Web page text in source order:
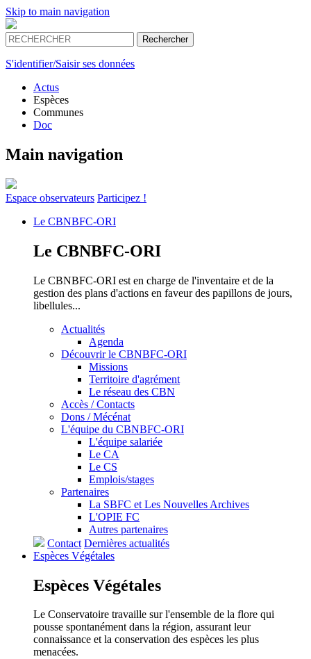
Skip to main navigation
S'identifier/Saisir ses données
Actus
Espèces
Communes
Doc
Main navigation
Espace observateurs Participez !
Le CBNBFC-ORI
Le CBNBFC-ORI
Le CBNBFC-ORI est en charge de l'inventaire et de la
gestion des plans d'actions en faveur des papillons de jours,
libellules...
Actualités
Agenda
Découvrir le CBNBFC-ORI
Missions
Territoire d'agrément
Le réseau des CBN
Accès / Contacts
Dons / Mécénat
L'équipe du CBNBFC-ORI
L'équipe salariée
Le CA
Le CS
Emplois/stages
Partenaires
La SBFC et Les Nouvelles Archives
L'OPIE FC
Autres partenaires
Contact Dernières actualités
Espèces Végétales
Espèces Végétales
Le Conservatoire travaille sur l'ensemble de la flore qui
pousse spontanément dans la région, assurant leur
connaissance et la conservation des espèces les plus
menacées.